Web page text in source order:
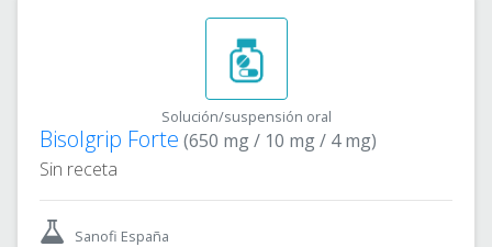
Solución/suspensión oral
Bisolgrip Forte (650 mg / 10 mg / 4 mg)
Sin receta
Sanofi España